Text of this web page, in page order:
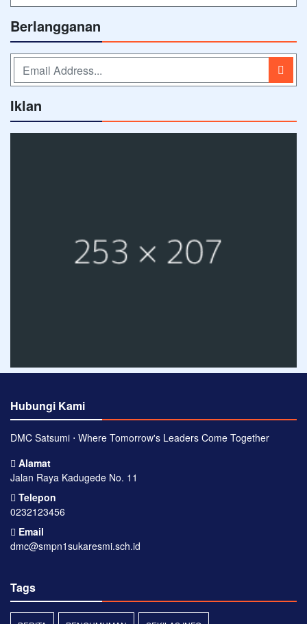
Berlangganan
Iklan
Hubungi Kami
DMC Satsumi ⋅ Where Tomorrow's Leaders Come Together
Alamat
Jalan Raya Kadugede No. 11
Telepon
0232123456
Email
dmc@smpn1sukaresmi.sch.id
Tags